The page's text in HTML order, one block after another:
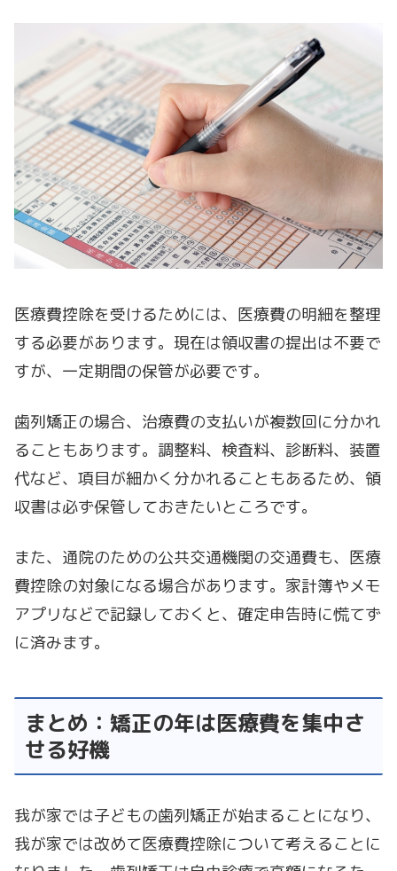
医療費控除を受けるためには、医療費の明細を整理
する必要があります。現在は領収書の提出は不要で
すが、一定期間の保管が必要です。
歯列矯正の場合、治療費の支払いが複数回に分かれ
ることもあります。調整料、検査料、診断料、装置
代など、項目が細かく分かれることもあるため、領
収書は必ず保管しておきたいところです。
また、通院のための公共交通機関の交通費も、医療
費控除の対象になる場合があります。家計簿やメモ
アプリなどで記録しておくと、確定申告時に慌てず
に済みます。
まとめ：矯正の年は医療費を集中さ
せる好機
我が家では子どもの歯列矯正が始まることになり、
我が家では改めて医療費控除について考えることに